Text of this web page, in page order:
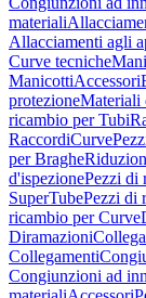
materiali
Allacciamenti agli
Curve tecniche
ManicottiAccessori
protezioneMateriali
ricambio per Tubi
RaccordiCurve
per Braghe
d'ispezionePezzi di
SuperTubePezzi di
ricambio per Curve
Diramazioni
Collegamenti
Congiunzioni ad